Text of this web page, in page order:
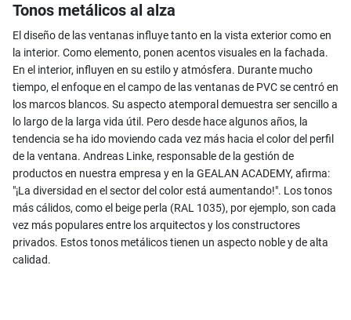
Tonos metálicos al alza
El diseño de las ventanas influye tanto en la vista exterior como en
la interior. Como elemento, ponen acentos visuales en la fachada.
En el interior, influyen en su estilo y atmósfera. Durante mucho
tiempo, el enfoque en el campo de las ventanas de PVC se centró en
los marcos blancos. Su aspecto atemporal demuestra ser sencillo a
lo largo de la larga vida útil. Pero desde hace algunos años, la
tendencia se ha ido moviendo cada vez más hacia el color del perfil
de la ventana. Andreas Linke, responsable de la gestión de
productos en nuestra empresa y en la GEALAN ACADEMY, afirma:
"¡La diversidad en el sector del color está aumentando!". Los tonos
más cálidos, como el beige perla (RAL 1035), por ejemplo, son cada
vez más populares entre los arquitectos y los constructores
privados. Estos tonos metálicos tienen un aspecto noble y de alta
calidad.